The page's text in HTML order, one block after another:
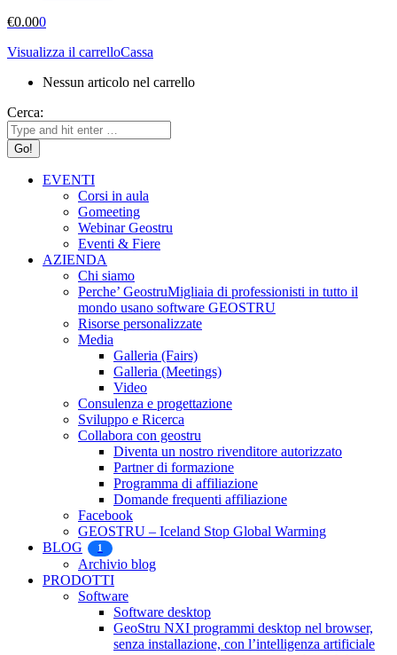
€0.000
Visualizza il carrelloCassa
Nessun articolo nel carrello
Cerca:
EVENTI
Corsi in aula
Gomeeting
Webinar Geostru
Eventi & Fiere
AZIENDA
Chi siamo
Perche’ GeostruMigliaia di professionisti in tutto il
mondo usano software GEOSTRU
Risorse personalizzate
Media
Galleria (Fairs)
Galleria (Meetings)
Video
Consulenza e progettazione
Sviluppo e Ricerca
Collabora con geostru
Diventa un nostro rivenditore autorizzato
Partner di formazione
Programma di affiliazione
Domande frequenti affiliazione
Facebook
GEOSTRU – Iceland Stop Global Warming
BLOG
1
Archivio blog
PRODOTTI
Software
Software desktop
GeoStru NXI programmi desktop nel browser,
senza installazione, con l’intelligenza artificiale